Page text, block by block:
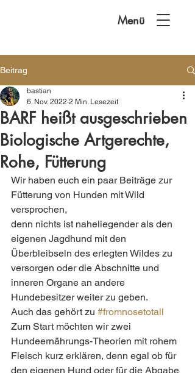
Menü
Beitrag
BARF heißt ausgeschrieben
Biologische Artgerechte,
Rohe, Fütterung
bastian
6. Nov. 2022 2 Min. Lesezeit
Wir haben euch ein paar Beiträge zur
Fütterung von Hunden mit Wild
versprochen,
denn nichts ist naheliegender als den
eigenen Jagdhund mit den
Überbleibseln des erlegten Wildes zu
versorgen oder die Abschnitte und
inneren Organe an andere
Hundebesitzer weiter zu geben.
Auch das gehört zu #fromnosetotail
Zum Start möchten wir zwei
Hundeernährungs-Theorien mit rohem
Fleisch kurz erklären, denn egal ob für
den eigenen Hund oder für die Abgabe